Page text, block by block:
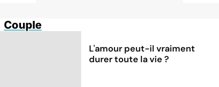
Couple
L'amour peut-il vraiment
durer toute la vie ?